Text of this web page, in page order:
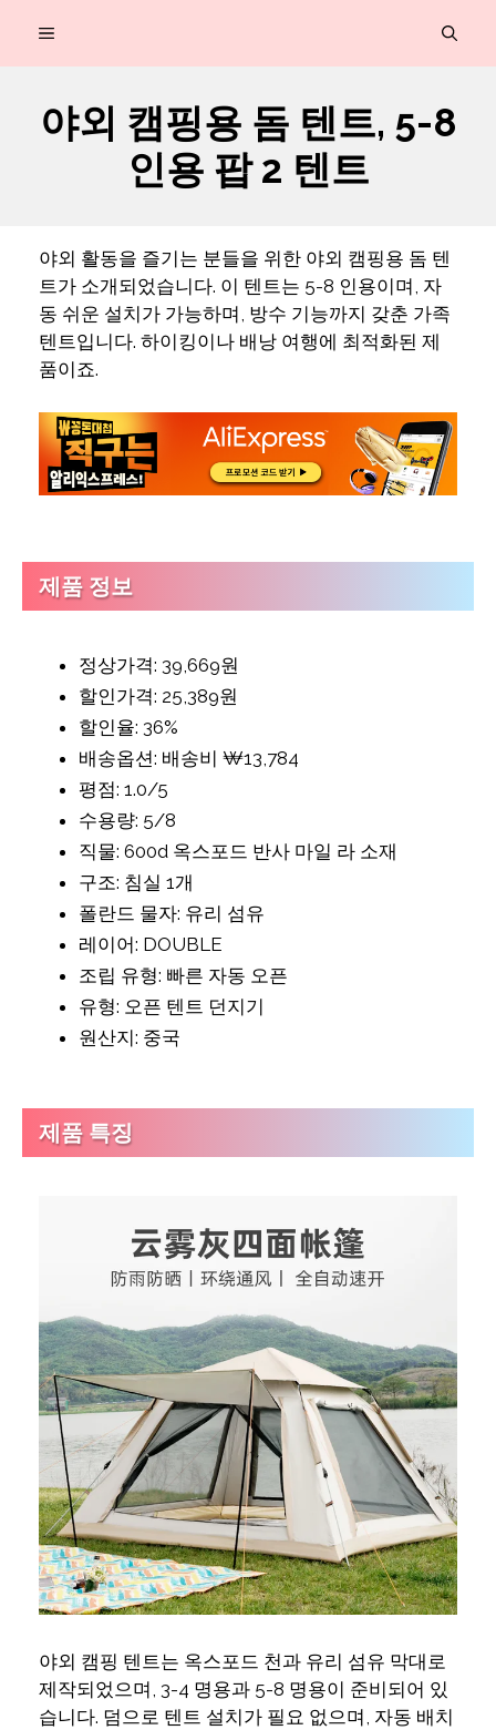
MENU
야외 캠핑용 돔 텐트, 5-8
인용 팝 2 텐트
야외 활동을 즐기는 분들을 위한 야외 캠핑용 돔 텐
트가 소개되었습니다. 이 텐트는 5-8 인용이며, 자
동 쉬운 설치가 가능하며, 방수 기능까지 갖춘 가족
텐트입니다. 하이킹이나 배낭 여행에 최적화된 제
품이죠.
제품 정보
정상가격: 39,669원
할인가격: 25,389원
할인율: 36%
배송옵션: 배송비 ₩13,784
평점: 1.0/5
수용량: 5/8
직물: 600d 옥스포드 반사 마일 라 소재
구조: 침실 1개
폴란드 물자: 유리 섬유
레이어: DOUBLE
조립 유형: 빠른 자동 오픈
유형: 오픈 텐트 던지기
원산지: 중국
제품 특징
야외 캠핑 텐트는 옥스포드 천과 유리 섬유 막대로
제작되었으며, 3-4 명용과 5-8 명용이 준비되어 있
습니다. 덤으로 텐트 설치가 필요 없으며, 자동 배치